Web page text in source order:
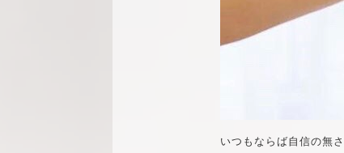
いつもならば自信の無